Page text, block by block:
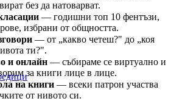
без да натоварват.
— годишни топ 10 фентъзи,
избрани от общността.
— от „какво четеш?" до „коя
ти?".
и онлайн — събираме се виртуално и
за книги лице в лице.
на книги — всеки патрон участва
от нивото си.